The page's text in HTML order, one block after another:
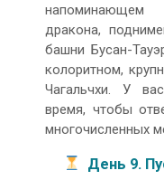
напоминающем
дракона,
башни Бусан-
колоритном,
Чагальчхи. У
время, чтобы
многочисленных
День 9.